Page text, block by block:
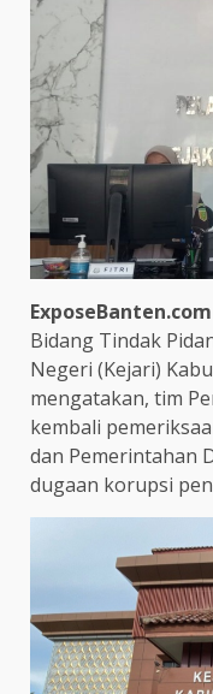
Bidang Tindak
Negeri (Kejari)
mengatakan, tim
kembali
dan Pemerintahan
dugaan korupsi